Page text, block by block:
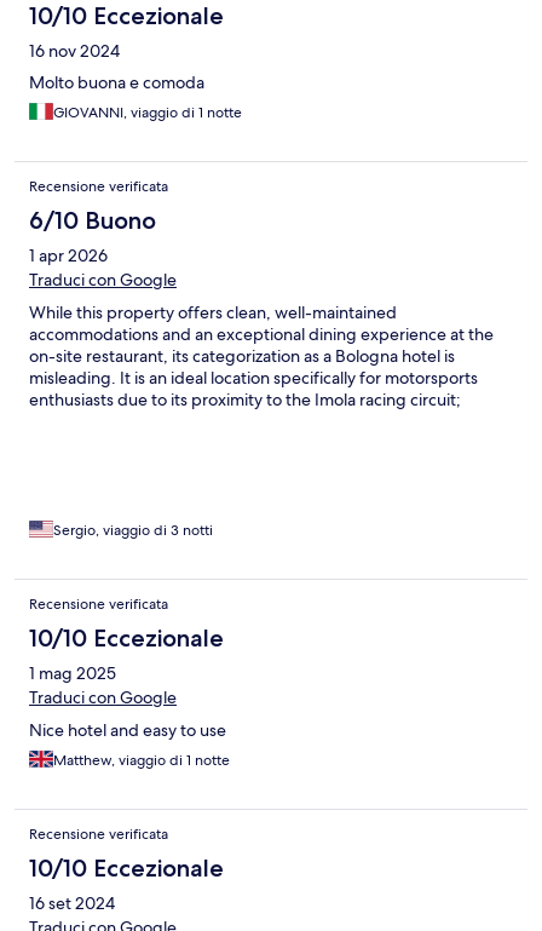
10/10 Eccezionale
16 nov 2024
Molto buona e comoda
GIOVANNI, viaggio di 1 notte
Recensione verificata
6/10 Buono
1 apr 2026
Traduci con Google
While this property offers clean, well-maintained
accommodations and an exceptional dining experience at the
on-site restaurant, its categorization as a Bologna hotel is
misleading. It is an ideal location specifically for motorsports
enthusiasts due to its proximity to the Imola racing circuit;
platforms like Expedia.
Sergio, viaggio di 3 notti
Recensione verificata
10/10 Eccezionale
1 mag 2025
Traduci con Google
Nice hotel and easy to use
Matthew, viaggio di 1 notte
Recensione verificata
10/10 Eccezionale
16 set 2024